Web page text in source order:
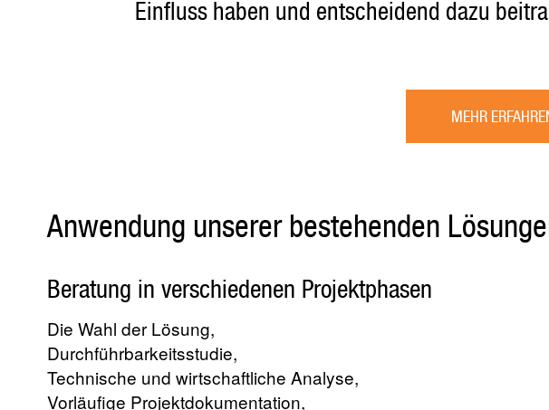
Einfluss haben und entscheidend dazu
MEHR
Anwendung unserer bestehenden
Beratung in verschiedenen Projektphasen
Die Wahl der Lösung,
Durchführbarkeitsstudie,
Technische und wirtschaftliche Analyse,
Vorläufige Projektdokumentation,